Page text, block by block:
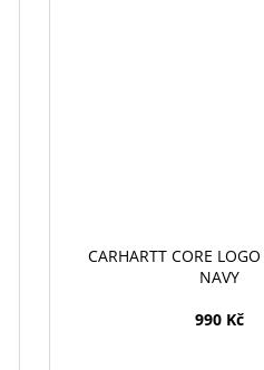
CARHARTT CORE
NAVY
990 Kč